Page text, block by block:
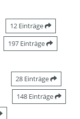
12 Einträge
197 Einträge
28 Einträge
148 Einträge